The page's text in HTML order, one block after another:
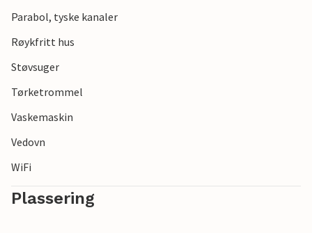
Parabol, tyske kanaler
Røykfritt hus
Støvsuger
Tørketrommel
Vaskemaskin
Vedovn
WiFi
Plassering